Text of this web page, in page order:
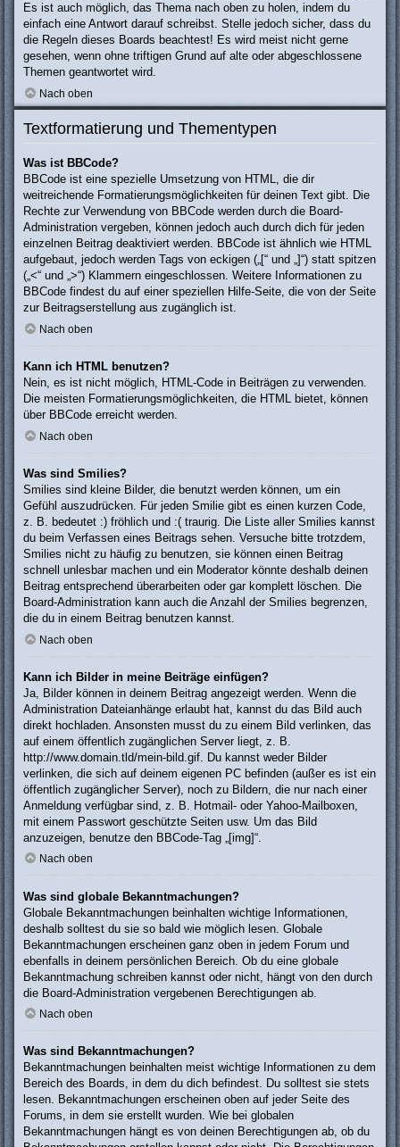
Es ist auch möglich, das Thema nach oben zu holen, indem du
einfach eine Antwort darauf schreibst. Stelle jedoch sicher, dass du
die Regeln dieses Boards beachtest! Es wird meist nicht gerne
gesehen, wenn ohne triftigen Grund auf alte oder abgeschlossene
Themen geantwortet wird.
Nach oben
Textformatierung und Thementypen
Was ist BBCode?
BBCode ist eine spezielle Umsetzung von HTML, die dir
weitreichende Formatierungsmöglichkeiten für deinen Text gibt. Die
Rechte zur Verwendung von BBCode werden durch die Board-
Administration vergeben, können jedoch auch durch dich für jeden
einzelnen Beitrag deaktiviert werden. BBCode ist ähnlich wie HTML
aufgebaut, jedoch werden Tags von eckigen („[“ und „]“) statt spitzen
(„<“ und „>“) Klammern eingeschlossen. Weitere Informationen zu
BBCode findest du auf einer speziellen Hilfe-Seite, die von der Seite
zur Beitragserstellung aus zugänglich ist.
Nach oben
Kann ich HTML benutzen?
Nein, es ist nicht möglich, HTML-Code in Beiträgen zu verwenden.
Die meisten Formatierungsmöglichkeiten, die HTML bietet, können
über BBCode erreicht werden.
Nach oben
Was sind Smilies?
Smilies sind kleine Bilder, die benutzt werden können, um ein
Gefühl auszudrücken. Für jeden Smilie gibt es einen kurzen Code,
z. B. bedeutet :) fröhlich und :( traurig. Die Liste aller Smilies kannst
du beim Verfassen eines Beitrags sehen. Versuche bitte trotzdem,
Smilies nicht zu häufig zu benutzen, sie können einen Beitrag
schnell unlesbar machen und ein Moderator könnte deshalb deinen
Beitrag entsprechend überarbeiten oder gar komplett löschen. Die
Board-Administration kann auch die Anzahl der Smilies begrenzen,
die du in einem Beitrag benutzen kannst.
Nach oben
Kann ich Bilder in meine Beiträge einfügen?
Ja, Bilder können in deinem Beitrag angezeigt werden. Wenn die
Administration Dateianhänge erlaubt hat, kannst du das Bild auch
direkt hochladen. Ansonsten musst du zu einem Bild verlinken, das
auf einem öffentlich zugänglichen Server liegt, z. B.
http://www.domain.tld/mein-bild.gif. Du kannst weder Bilder
verlinken, die sich auf deinem eigenen PC befinden (außer es ist ein
öffentlich zugänglicher Server), noch zu Bildern, die nur nach einer
Anmeldung verfügbar sind, z. B. Hotmail- oder Yahoo-Mailboxen,
mit einem Passwort geschützte Seiten usw. Um das Bild
anzuzeigen, benutze den BBCode-Tag „[img]“.
Nach oben
Was sind globale Bekanntmachungen?
Globale Bekanntmachungen beinhalten wichtige Informationen,
deshalb solltest du sie so bald wie möglich lesen. Globale
Bekanntmachungen erscheinen ganz oben in jedem Forum und
ebenfalls in deinem persönlichen Bereich. Ob du eine globale
Bekanntmachung schreiben kannst oder nicht, hängt von den durch
die Board-Administration vergebenen Berechtigungen ab.
Nach oben
Was sind Bekanntmachungen?
Bekanntmachungen beinhalten meist wichtige Informationen zu dem
Bereich des Boards, in dem du dich befindest. Du solltest sie stets
lesen. Bekanntmachungen erscheinen oben auf jeder Seite des
Forums, in dem sie erstellt wurden. Wie bei globalen
Bekanntmachungen hängt es von deinen Berechtigungen ab, ob du